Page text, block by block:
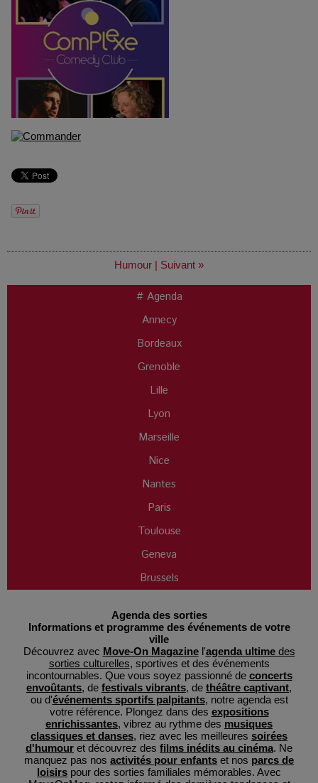
Humour | Suivant »
# Agenda
Annecy
Bordeaux
Grenoble
Lille
Lyon
Marseille
Nice
Nantes
Paris
Toulouse
Geneva
Brussels
Agenda des sorties
Informations et programme des événements de votre
ville
Découvrez avec Move-On Magazinel'agenda ultimedes
sorties culturelles, sportives et des événements
incontournables. Que vous soyez passionné de concerts
envoûtants, de festivals vibrants, de théâtre captivant,
ou d'événements sportifs palpitants, notre agenda est
votre référence. Plongez dans des expositions
enrichissantes, vibrez au rythme des musiques
classiques et danses, riez avec les meilleures soirées
d'humour et découvrez des films inédits au cinéma. Ne
manquez pas nos activités pour enfants et nos parcs de
loisirs pour des sorties familiales mémorables. Avec